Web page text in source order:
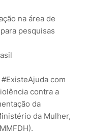
na área de
pesquisas
com
contra a
da
da Mulher,